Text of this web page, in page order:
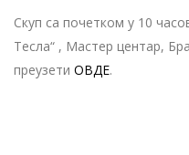
Скуп са почетком у 10
Тесла“ , Мастер центар,
преузети ОВДЕ.